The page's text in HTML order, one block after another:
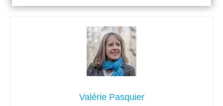
Valérie Pasquier